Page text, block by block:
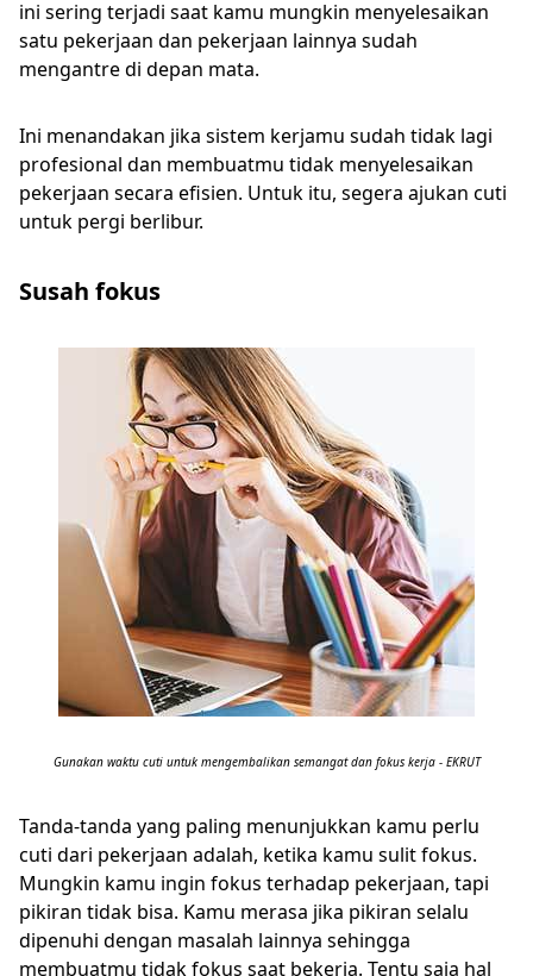
ini sering terjadi saat kamu mungkin menyelesaikan
satu pekerjaan dan pekerjaan lainnya sudah
mengantre di depan mata.
Ini menandakan jika sistem kerjamu sudah tidak lagi
profesional dan membuatmu tidak menyelesaikan
pekerjaan secara efisien. Untuk itu, segera ajukan cuti
untuk pergi berlibur.
Susah fokus
Gunakan waktu cuti untuk mengembalikan semangat dan fokus kerja - EKRUT
Tanda-tanda yang paling menunjukkan kamu perlu
cuti dari pekerjaan adalah, ketika kamu sulit fokus.
Mungkin kamu ingin fokus terhadap pekerjaan, tapi
pikiran tidak bisa. Kamu merasa jika pikiran selalu
dipenuhi dengan masalah lainnya sehingga
membuatmu tidak fokus saat bekerja. Tentu saja hal